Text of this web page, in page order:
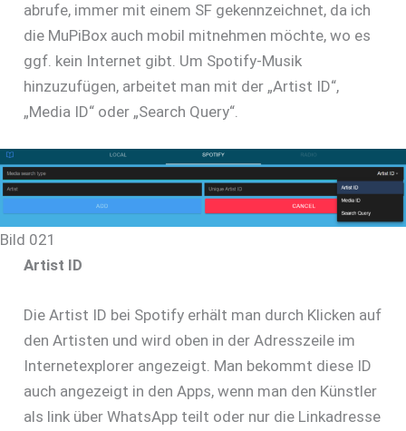
abrufe, immer mit einem SF gekennzeichnet, da ich
die MuPiBox auch mobil mitnehmen möchte, wo es
ggf. kein Internet gibt. Um Spotify-Musik
hinzuzufügen, arbeitet man mit der „Artist ID“,
„Media ID“ oder „Search Query“.
Bild 021
Artist ID
Die Artist ID bei Spotify erhält man durch Klicken auf
den Artisten und wird oben in der Adresszeile im
Internetexplorer angezeigt. Man bekommt diese ID
auch angezeigt in den Apps, wenn man den Künstler
als link über WhatsApp teilt oder nur die Linkadresse